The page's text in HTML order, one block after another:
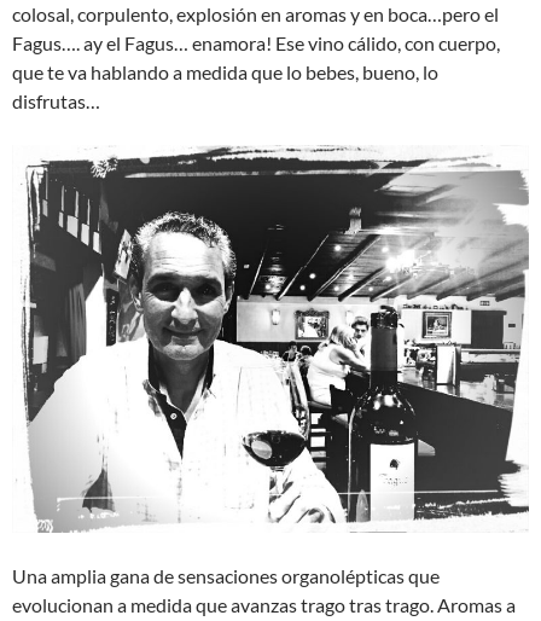
colosal, corpulento, explosión en aromas y en boca…pero el
Fagus…. ay el Fagus… enamora! Ese vino cálido, con cuerpo,
que te va hablando a medida que lo bebes, bueno, lo
disfrutas…
Una amplia gana de sensaciones organolépticas que
evolucionan a medida que avanzas trago tras trago. Aromas a